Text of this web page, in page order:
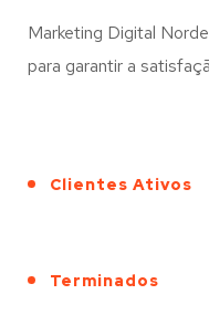
Marketing Digital
para garantir a
Clientes Ativos
Terminados